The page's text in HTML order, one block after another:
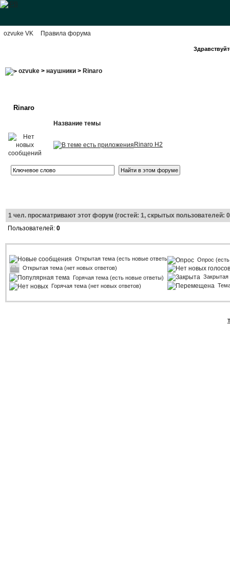
ozvuke VK Правила форума
ozvuke> наушники> Rinaro
Rinaro
Название темы
Rinaro H2
1чел. просматривают этот форум (гостей: 1, скрытых пользователей:
Пользователей: 0
Открытая тема (есть новые ответы)
Открытая тема (нет новых ответов)
Горячая тема (есть новые ответы)
Горячая тема (нет новых ответов)
Опрос
Закрытая